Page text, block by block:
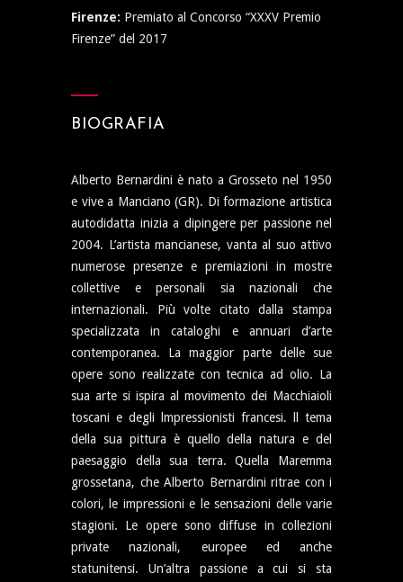
Firenze: Premiato al Concorso “XXXV Premio
Firenze” del 2017
BIOGRAFIA
Alberto Bernardini è nato a Grosseto nel 1950
e vive a Manciano (GR). Di formazione artistica
autodidatta inizia a dipingere per passione nel
2004. L’artista mancianese, vanta al suo attivo
numerose presenze e premiazioni in mostre
collettive e personali sia nazionali che
internazionali. Più volte citato dalla stampa
specializzata in cataloghi e annuari d’arte
contemporanea. La maggior parte delle sue
opere sono realizzate con tecnica ad olio. La
sua arte si ispira al movimento dei Macchiaioli
toscani e degli lmpressionisti francesi. ll tema
della sua pittura è quello della natura e del
paesaggio della sua terra. Quella Maremma
grossetana, che Alberto Bernardini ritrae con i
colori, le impressioni e le sensazioni delle varie
stagioni. Le opere sono diffuse in collezioni
private nazionali, europee ed anche
statunitensi. Un’altra passione a cui si sta